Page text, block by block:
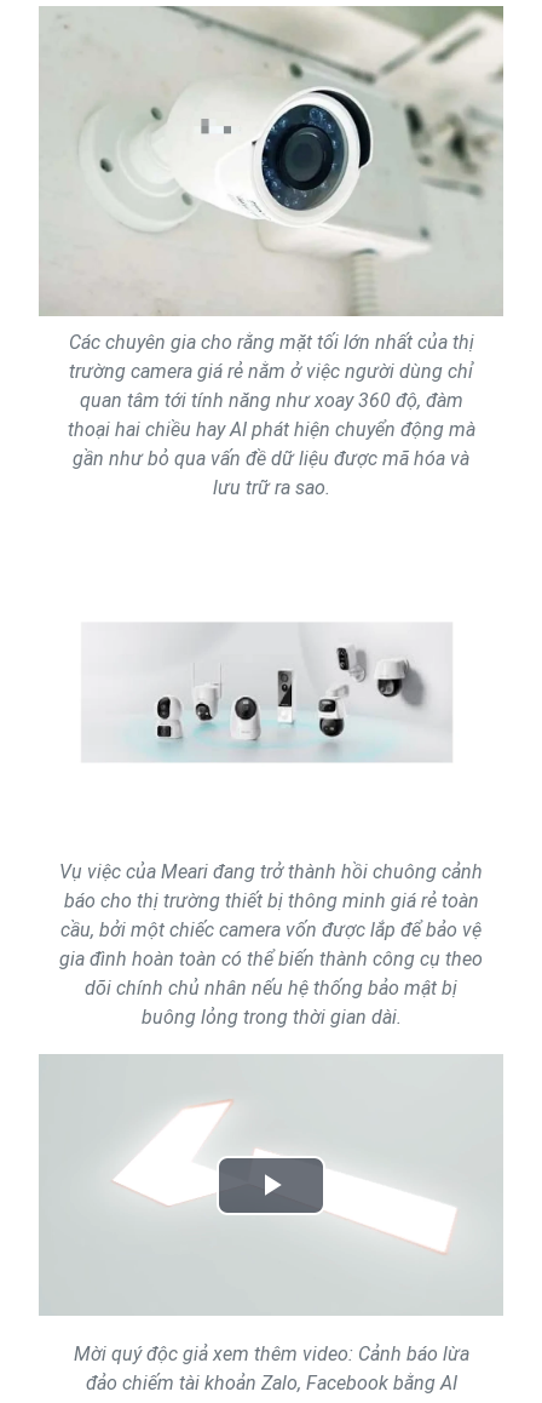
Các chuyên gia cho rằng mặt tối lớn nhất của thị
trường camera giá rẻ nằm ở việc người dùng chỉ
quan tâm tới tính năng như xoay 360 độ, đàm
thoại hai chiều hay AI phát hiện chuyển động mà
gần như bỏ qua vấn đề dữ liệu được mã hóa và
lưu trữ ra sao.
Vụ việc của Meari đang trở thành hồi chuông cảnh
báo cho thị trường thiết bị thông minh giá rẻ toàn
cầu, bởi một chiếc camera vốn được lắp để bảo vệ
gia đình hoàn toàn có thể biến thành công cụ theo
dõi chính chủ nhân nếu hệ thống bảo mật bị
buông lỏng trong thời gian dài.
Play
Mời quý độc giả xem thêm video: Cảnh báo lừa
đảo chiếm tài khoản Zalo, Facebook bằng AI